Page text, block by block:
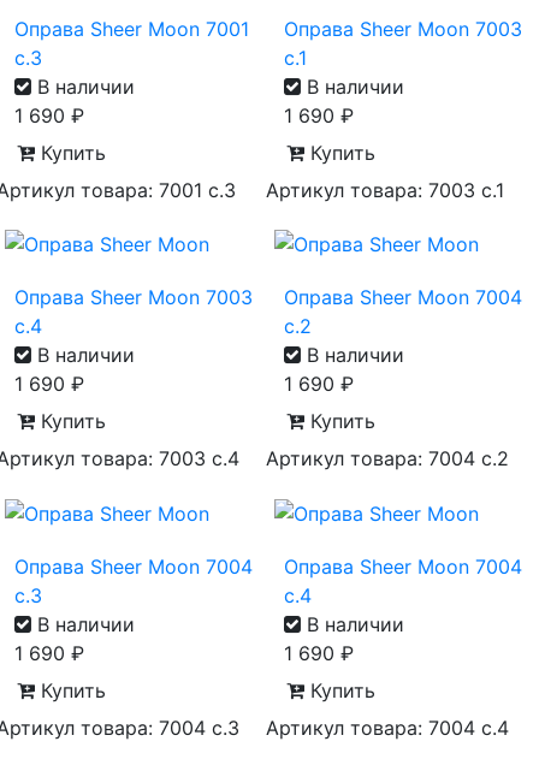
Оправа Sheer Moon 7001
с.3
В наличии
1 690 ₽
Купить
товара: 7001 с.3
Оправа Sheer Moon 7003
с.1
В наличии
1 690 ₽
Купить
Артикул товара: 7003 с.1
Оправа Sheer Moon 7003
с.4
В наличии
1 690 ₽
Купить
товара: 7003 с.4
Оправа Sheer Moon 7004
с.2
В наличии
1 690 ₽
Купить
Артикул товара: 7004 с.2
Оправа Sheer Moon 7004
с.3
В наличии
1 690 ₽
Купить
товара: 7004 с.3
Оправа Sheer Moon 7004
с.4
В наличии
1 690 ₽
Купить
Артикул товара: 7004 с.4